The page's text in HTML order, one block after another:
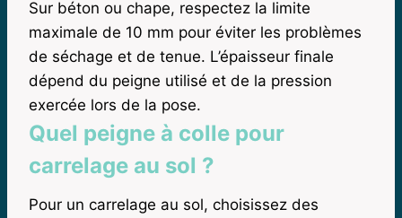
Sur béton ou chape, respectez la limite
maximale de 10 mm pour éviter les problèmes
de séchage et de tenue. L’épaisseur finale
dépend du peigne utilisé et de la pression
exercée lors de la pose.
Quel peigne à colle pour
carrelage au sol ?
Pour un carrelage au sol, choisissez des